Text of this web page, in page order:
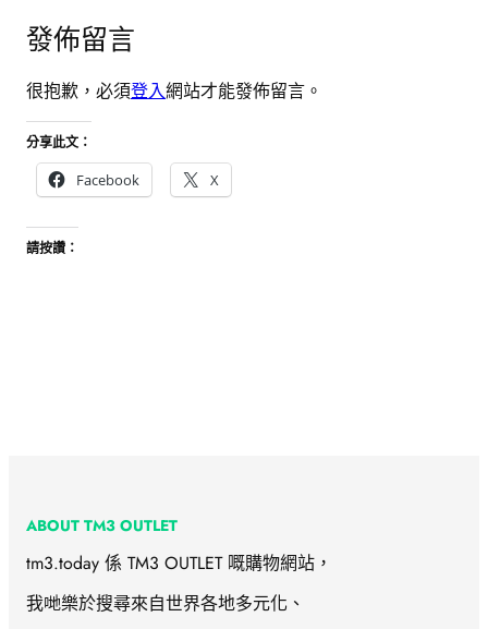
發佈留言
很抱歉，必須登入網站才能發佈留言。
分享此文：
Facebook
X
請按讚：
ABOUT TM3 OUTLET
tm3.today 係 TM3 OUTLET 嘅購物網站，
我哋樂於搜尋來自世界各地多元化、